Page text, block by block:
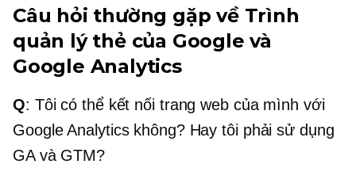
Câu hỏi thường gặp về Trình
quản lý thẻ của Google và
Google Analytics
Q: Tôi có thể kết nối trang web của mình với
Google Analytics không? Hay tôi phải sử dụng
GA và GTM?